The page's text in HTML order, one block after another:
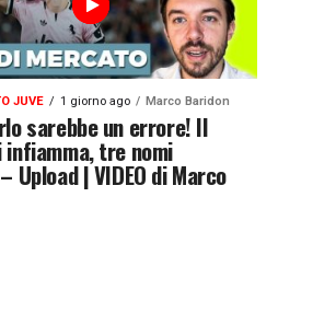
JUVE 1 giorno ago Marco Baridon
sarebbe un errore! Il
tre nomi
Upload | VIDEO di Marco